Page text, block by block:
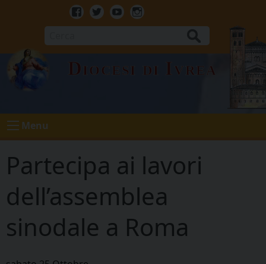
Facebook
TwitterYoutubeInstagram
Diocesi di Ivrea
Menu
Partecipa ai lavori
dell’assemblea
sinodale a Roma